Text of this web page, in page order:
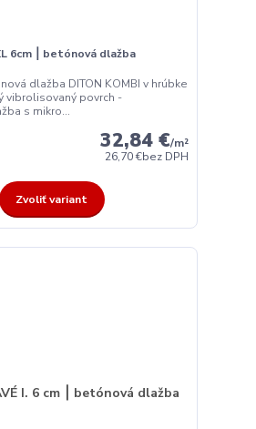
6cm ⎮ betónová dlažba
dlažba DITON KOMBI v hrúbke
vibrolisovaný povrch -
s mikro...
32,84 €/m²
26,70 €bez DPH
Zvoliť variant